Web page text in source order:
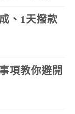
、1天撥款
項教你避開